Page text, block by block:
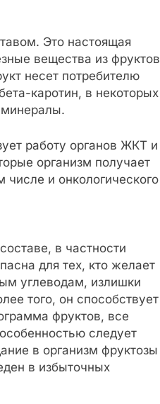
Это настоящая
вещества из фруктов
несет потребителю
каротин, в некоторых
работу органов ЖКТ и
организм получает
и онкологического
в частности
для тех, кто желает
углеводам, излишки
того, он способствует
фруктов, все
следует
в организм фруктозы
в избыточных